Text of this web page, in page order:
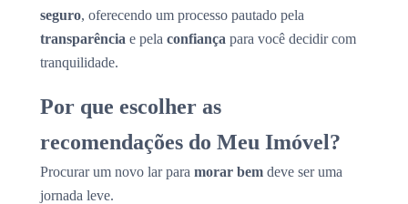
seguro, oferecendo um processo pautado pela
transparência e pela confiança para você decidir com
tranquilidade.
Por que escolher as
recomendações do Meu Imóvel?
Procurar um novo lar para morar bem deve ser uma
jornada leve.